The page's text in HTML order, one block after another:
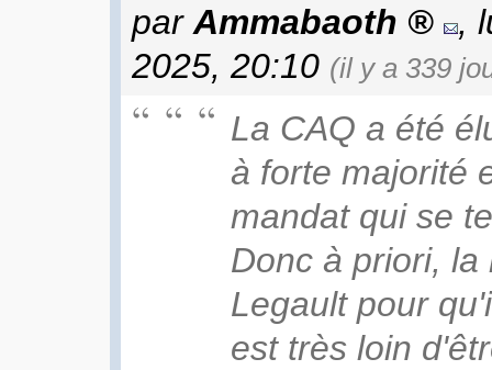
par Ammabaoth
,
2025, 20:10 (il y a 339
La CAQ a été
à forte majorité
mandat qui se
Donc à priori,
Legault pour
est très loin